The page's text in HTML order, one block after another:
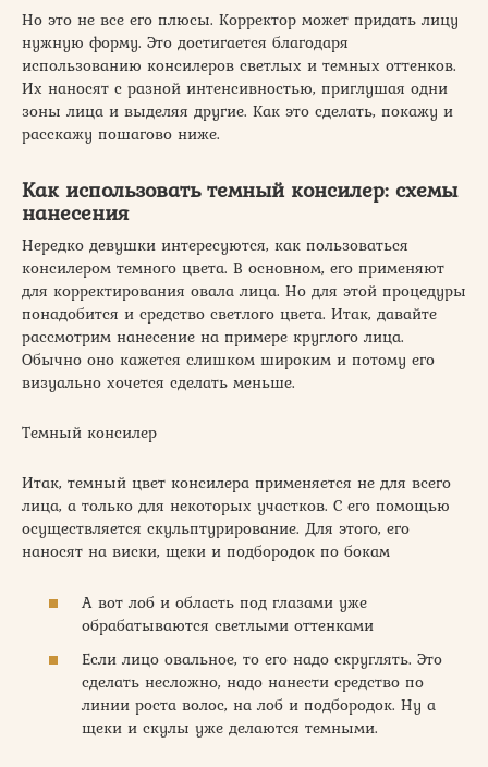
Но это не все его плюсы. Корректор может придать лицу
нужную форму. Это достигается благодаря
использованию консилеров светлых и темных оттенков.
Их наносят с разной интенсивностью, приглушая одни
зоны лица и выделяя другие. Как это сделать, покажу и
расскажу пошагово ниже.
Как использовать темный консилер: схемы
нанесения
Нередко девушки интересуются, как пользоваться
консилером темного цвета. В основном, его применяют
для корректирования овала лица. Но для этой процедуры
понадобится и средство светлого цвета. Итак, давайте
рассмотрим нанесение на примере круглого лица.
Обычно оно кажется слишком широким и потому его
визуально хочется сделать меньше.
Темный консилер
Итак, темный цвет консилера применяется не для всего
лица, а только для некоторых участков. С его помощью
осуществляется скульптурирование. Для этого, его
наносят на виски, щеки и подбородок по бокам
А вот лоб и область под глазами уже
обрабатываются светлыми оттенками
Если лицо овальное, то его надо скруглять. Это
сделать несложно, надо нанести средство по
линии роста волос, на лоб и подбородок. Ну а
щеки и скулы уже делаются темными.